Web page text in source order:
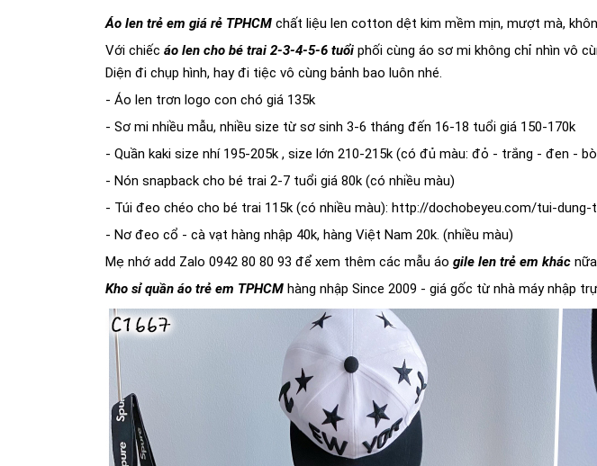
Áo len trẻ em giá rẻ TPHCM chất liệu len cotton dệt kim mềm mịn, mượt mà,
Với chiếc áo len cho bé trai 2-3-4-5-6 tuổi phối cùng áo sơ mi không chỉ nhìn vô
Diện đi chụp hình, hay đi tiệc vô cùng bảnh bao luôn nhé.
- Áo len trơn logo con chó giá 135k
- Sơ mi nhiều mẫu, nhiều size từ sơ sinh 3-6 tháng đến 16-18 tuổi giá 150-170k
- Quần kaki size nhí 195-205k , size lớn 210-215k (có đủ màu: đỏ - trắng - đen -
- Nón snapback cho bé trai 2-7 tuổi giá 80k (có nhiều màu)
- Túi đeo chéo cho bé trai 115k (có nhiều màu): http://dochobeyeu.com/tui-
- Nơ đeo cổ - cà vạt hàng nhập 40k, hàng Việt Nam 20k. (nhiều màu)
Mẹ nhớ add Zalo 0942 80 80 93 để xem thêm các mẫu áo gile len trẻ em khác
Kho sỉ quần áo trẻ em TPHCM hàng nhập Since 2009 - giá gốc từ nhà máy nhập